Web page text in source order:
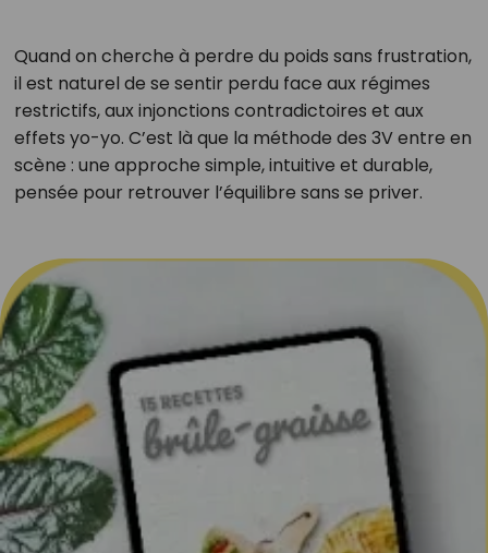
Quand on cherche à perdre du poids sans frustration,
il est naturel de se sentir perdu face aux régimes
restrictifs, aux injonctions contradictoires et aux
effets yo-yo. C’est là que la méthode des 3V entre en
scène : une approche simple, intuitive et durable,
pensée pour retrouver l’équilibre sans se priver.